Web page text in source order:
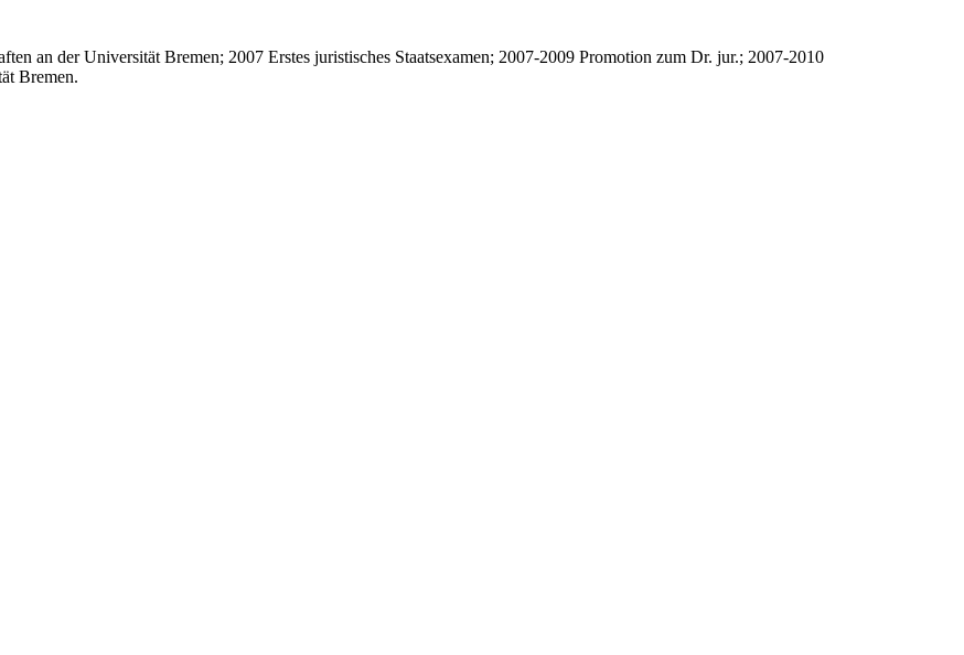
an der Universität Bremen; 2007 Erstes juristisches Staatsexamen; 2007-2009 Promotion zum Dr. jur.; 2007-2010
Bremen.